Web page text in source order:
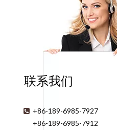
联系我们
 +86-189-6985-7927
+86-189-6985-7912